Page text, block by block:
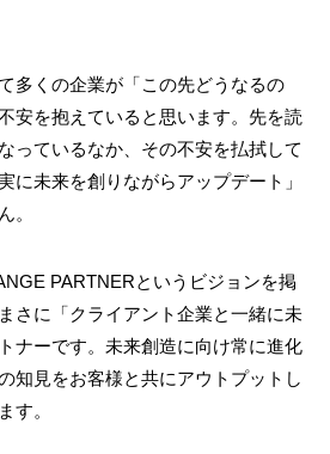
多くの企業が「この先どうなるの
安を抱えていると思います。先を読
っているなか、その不安を払拭して
に未来を創りながらアップデート」
。
PARTNERというビジョンを掲
さに「クライアント企業と一緒に未
ナーです。未来創造に向け常に進化
知見をお客様と共にアウトプットし
す。